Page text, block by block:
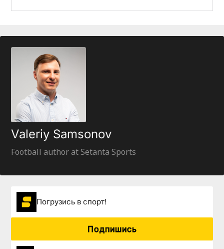
Valeriy Samsonov
Football author at Setanta Sports
Погрузиcь в спорт!
Подпишись